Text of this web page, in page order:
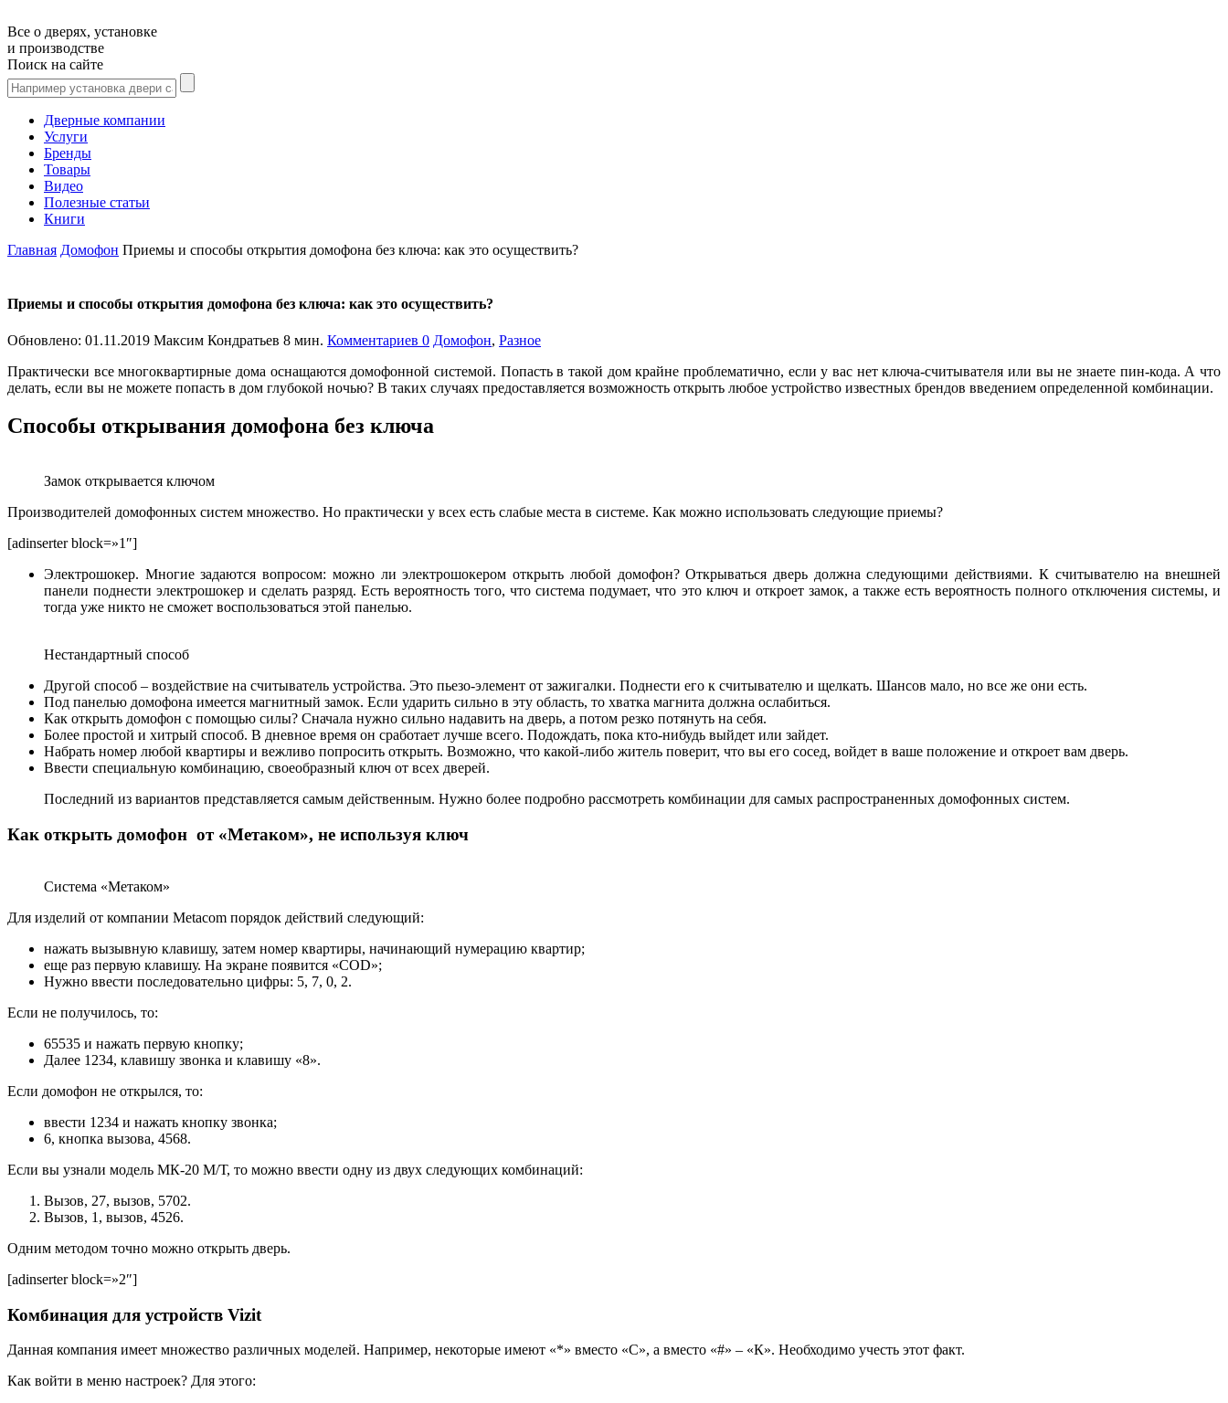
Все о дверях, установке
и производстве
Поиск на сайте
Дверные компании
Услуги
Бренды
Товары
Видео
Полезные статьи
Книги
Главная Домофон Приемы и способы открытия домофона без ключа: как это осуществить?
Приемы и способы открытия домофона без ключа: как это осуществить?
Обновлено: 01.11.2019 Максим Кондратьев 8 мин. Комментариев 0 Домофон, Разное
Практически все многоквартирные дома оснащаются домофонной системой. Попасть в такой дом крайне проблематично, если у вас нет ключа-считывателя или вы не знаете пин-кода. А что
делать, если вы не можете попасть в дом глубокой ночью? В таких случаях предоставляется возможность открыть любое устройство известных брендов введением определенной комбинации.
Способы открывания домофона без ключа
Замок открывается ключом
Производителей домофонных систем множество. Но практически у всех есть слабые места в системе. Как можно использовать следующие приемы?
[adinserter block=»1″]
Электрошокер. Многие задаются вопросом: можно ли электрошокером открыть любой домофон? Открываться дверь должна следующими действиями. К считывателю на внешней
панели поднести электрошокер и сделать разряд. Есть вероятность того, что система подумает, что это ключ и откроет замок, а также есть вероятность полного отключения системы, и
тогда уже никто не сможет воспользоваться этой панелью.
Нестандартный способ
Другой способ – воздействие на считыватель устройства. Это пьезо-элемент от зажигалки. Поднести его к считывателю и щелкать. Шансов мало, но все же они есть.
Под панелью домофона имеется магнитный замок. Если ударить сильно в эту область, то хватка магнита должна ослабиться.
Как открыть домофон с помощью силы? Сначала нужно сильно надавить на дверь, а потом резко потянуть на себя.
Более простой и хитрый способ. В дневное время он сработает лучше всего. Подождать, пока кто-нибудь выйдет или зайдет.
Набрать номер любой квартиры и вежливо попросить открыть. Возможно, что какой-либо житель поверит, что вы его сосед, войдет в ваше положение и откроет вам дверь.
Ввести специальную комбинацию, своеобразный ключ от всех дверей.
Последний из вариантов представляется самым действенным. Нужно более подробно рассмотреть комбинации для самых распространенных домофонных систем.
Как открыть домофон от «Метаком», не используя ключ
Система «Метаком»
Для изделий от компании Metacom порядок действий следующий:
нажать вызывную клавишу, затем номер квартиры, начинающий нумерацию квартир;
еще раз первую клавишу. На экране появится «COD»;
Нужно ввести последовательно цифры: 5, 7, 0, 2.
Если не получилось, то:
65535 и нажать первую кнопку;
Далее 1234, клавишу звонка и клавишу «8».
Если домофон не открылся, то:
ввести 1234 и нажать кнопку звонка;
6, кнопка вызова, 4568.
Если вы узнали модель МК-20 М/Т, то можно ввести одну из двух следующих комбинаций:
Вызов, 27, вызов, 5702.
Вызов, 1, вызов, 4526.
Одним методом точно можно открыть дверь.
[adinserter block=»2″]
Комбинация для устройств Vizit
Данная компания имеет множество различных моделей. Например, некоторые имеют «*» вместо «С», а вместо «#» – «К». Необходимо учесть этот факт.
Как войти в меню настроек? Для этого: